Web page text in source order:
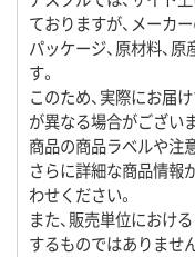
ておりますが、メーカー
パッケージ、原材料、
す。
このため、実際にお届
が異なる場合がござい
商品の商品ラベルや注
さらに詳細な商品情報
わせください。
また、販売単位におけ
するものではありませ